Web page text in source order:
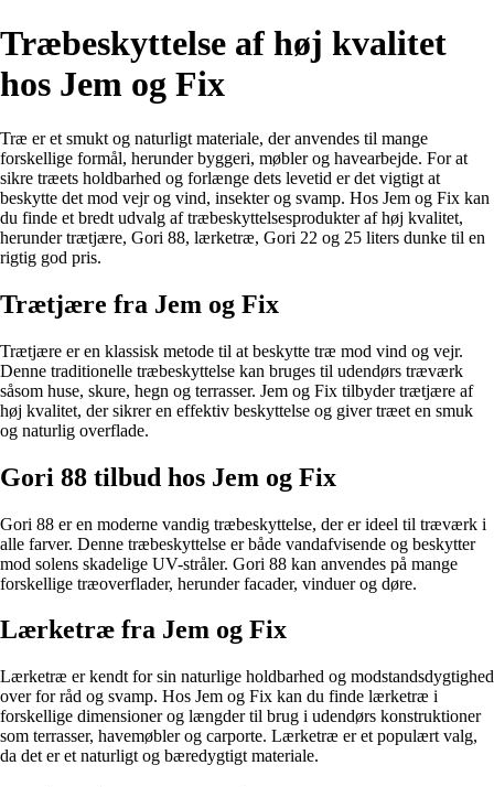
Træbeskyttelse af høj kvalitet
hos Jem og Fix
Træ er et smukt og naturligt materiale, der anvendes til mange
forskellige formål, herunder byggeri, møbler og havearbejde. For at
sikre træets holdbarhed og forlænge dets levetid er det vigtigt at
beskytte det mod vejr og vind, insekter og svamp. Hos Jem og Fix kan
du finde et bredt udvalg af træbeskyttelsesprodukter af høj kvalitet,
herunder trætjære, Gori 88, lærketræ, Gori 22 og 25 liters dunke til en
rigtig god pris.
Trætjære fra Jem og Fix
Trætjære er en klassisk metode til at beskytte træ mod vind og vejr.
Denne traditionelle træbeskyttelse kan bruges til udendørs træværk
såsom huse, skure, hegn og terrasser. Jem og Fix tilbyder trætjære af
høj kvalitet, der sikrer en effektiv beskyttelse og giver træet en smuk
og naturlig overflade.
Gori 88 tilbud hos Jem og Fix
Gori 88 er en moderne vandig træbeskyttelse, der er ideel til træværk i
alle farver. Denne træbeskyttelse er både vandafvisende og beskytter
mod solens skadelige UV-stråler. Gori 88 kan anvendes på mange
forskellige træoverflader, herunder facader, vinduer og døre.
Lærketræ fra Jem og Fix
Lærketræ er kendt for sin naturlige holdbarhed og modstandsdygtighed
over for råd og svamp. Hos Jem og Fix kan du finde lærketræ i
forskellige dimensioner og længder til brug i udendørs konstruktioner
som terrasser, havemøbler og carporte. Lærketræ er et populært valg,
da det er et naturligt og bæredygtigt materiale.